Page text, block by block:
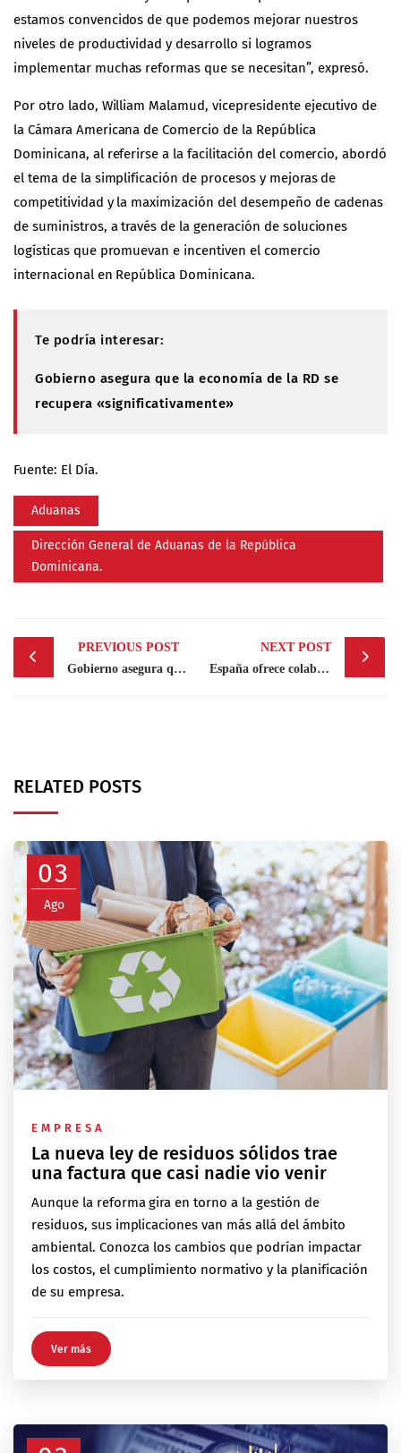
estamos convencidos de que podemos mejorar nuestros
niveles de productividad y desarrollo si logramos
implementar muchas reformas que se necesitan”, expresó.
Por otro lado, William Malamud, vicepresidente ejecutivo de
la Cámara Americana de Comercio de la República
Dominicana, al referirse a la facilitación del comercio, abordó
el tema de la simplificación de procesos y mejoras de
competitividad y la maximización del desempeño de cadenas
de suministros, a través de la generación de soluciones
logísticas que promuevan e incentiven el comercio
internacional en República Dominicana.
Te podría interesar:
Gobierno asegura que la economía de la RD se
recupera «significativamente»
Fuente: El Día.
Aduanas
Dirección General de Aduanas de la República
Dominicana.
Post
navigation
PREVIOUS POST
Gobierno asegura que la economía de la RD se recupera «significativamente»
NEXT POST
España ofrece colaboración técnica y económica para mejorar infraestructuras viales del país
RELATED POSTS
03
Ago
EMPRESA
La nueva ley de residuos sólidos trae
una factura que casi nadie vio venir
Aunque la reforma gira en torno a la gestión de
residuos, sus implicaciones van más allá del ámbito
ambiental. Conozca los cambios que podrían impactar
los costos, el cumplimiento normativo y la planificación
de su empresa.
Ver más